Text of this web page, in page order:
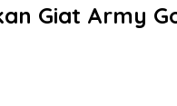
Giat Army